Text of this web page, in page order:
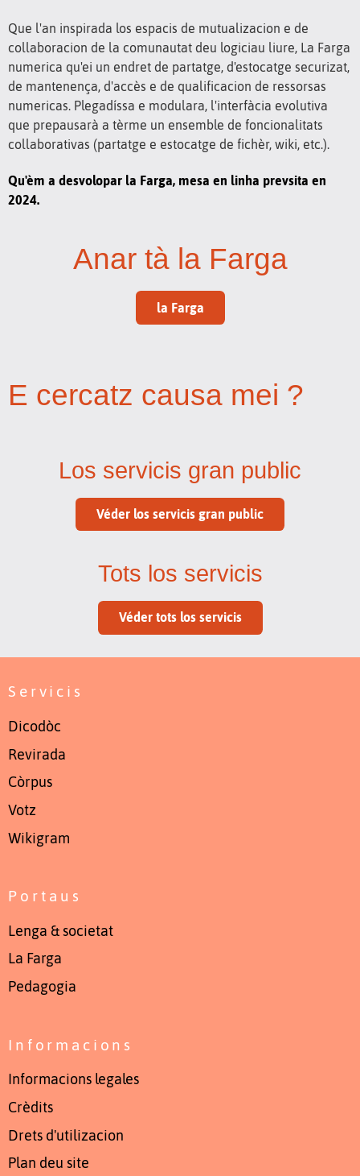
Que l'an inspirada los espacis de mutualizacion e de
collaboracion de la comunautat deu logiciau liure, La Farga
numerica qu'ei un endret de partatge, d'estocatge securizat,
de mantenença, d'accès e de qualificacion de ressorsas
numericas. Plegadíssa e modulara, l'interfàcia evolutiva
que prepausarà a tèrme un ensemble de foncionalitats
collaborativas (partatge e estocatge de fichèr, wiki, etc.).
Qu'èm a desvolopar la Farga, mesa en linha prevsita en
2024.
Anar tà la Farga
la Farga
E cercatz causa mei ?
Los servicis gran public
Véder los servicis gran public
Tots los servicis
Véder tots los servicis
Servicis
Dicodòc
Revirada
Còrpus
Votz
Wikigram
Portaus
Lenga & societat
La Farga
Pedagogia
Informacions
Informacions legales
Crèdits
Drets d'utilizacion
Plan deu site